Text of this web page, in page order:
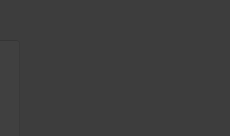
Kabeldurchführungsplatten aus Elastomer.